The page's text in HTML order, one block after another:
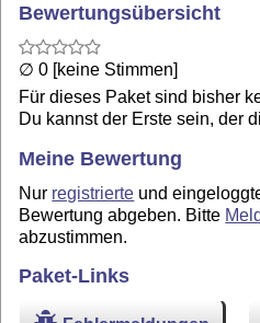
Bewertungsübersicht
∅ 0 [keine Stimmen]
Für dieses Paket sind bisher
Du kannst der Erste sein, der
Meine Bewertung
Nur registrierte und
Bewertung abgeben. Bitte
abzustimmen.
Paket-Links